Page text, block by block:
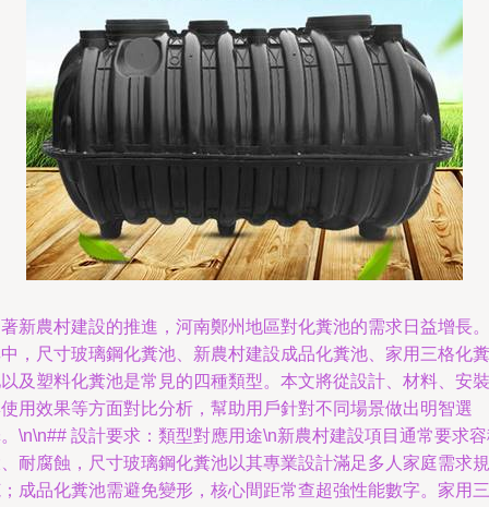
新農村建設的推進，河南鄭州地區對化糞池的需求日益增長。
，尺寸玻璃鋼化糞池、新農村建設成品化糞池、家用三格化糞
及塑料化糞池是常見的四種類型。本文將從設計、材料、安裝
用效果等方面對比分析，幫助用戶針對不同場景做出明智選
\n\n## 設計要求：類型對應用途\n新農村建設項目通常要求
耐腐蝕，尺寸玻璃鋼化糞池以其專業設計滿足多人家庭需求規
成品化糞池需避免變形，核心間距常查超強性能數字。家用三